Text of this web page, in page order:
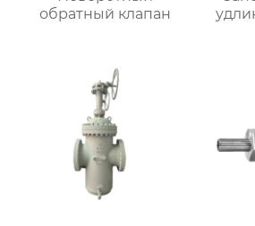
обратный клапан